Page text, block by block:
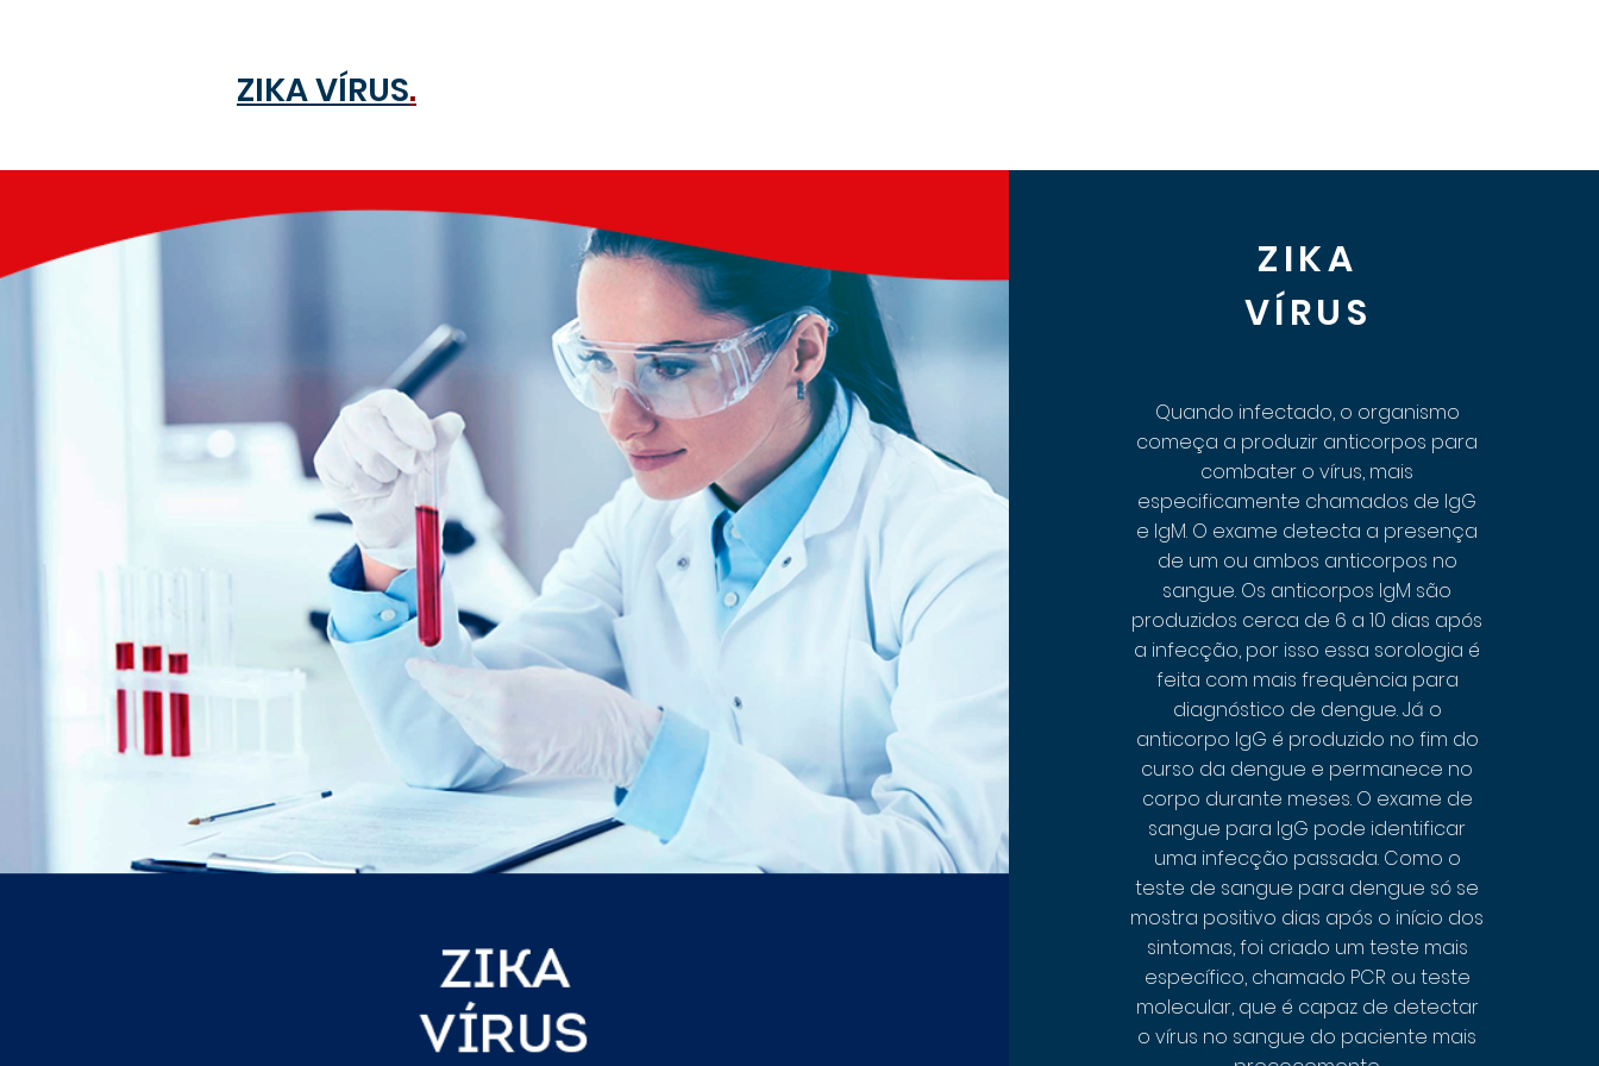
ZIKA VÍRUS.
ZIKA
VÍRUS
Quando infectado, o organismo
começa a produzir anticorpos para
combater o vírus, mais
especificamente chamados de IgG
e IgM. O exame detecta a presença
de um ou ambos anticorpos no
sangue. Os anticorpos IgM são
produzidos cerca de 6 a 10 dias após
a infecção, por isso essa sorologia é
feita com mais frequência para
diagnóstico de dengue. Já o
anticorpo IgG é produzido no fim do
curso da dengue e permanece no
corpo durante meses. O exame de
sangue para IgG pode identificar
uma infecção passada. Como o
teste de sangue para dengue só se
mostra positivo dias após o início dos
sintomas, foi criado um teste mais
específico, chamado PCR ou teste
molecular, que é capaz de detectar
o vírus no sangue do paciente mais